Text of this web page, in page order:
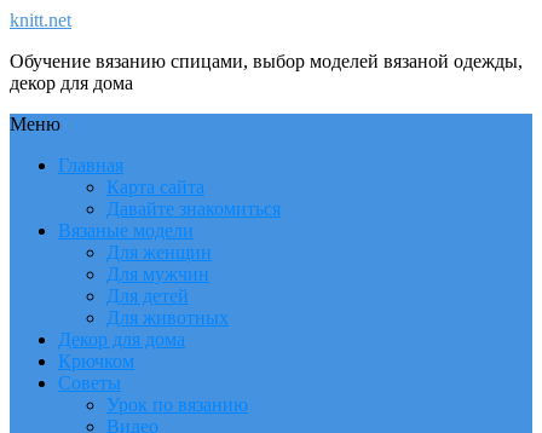
knitt.net
Обучение вязанию спицами, выбор моделей вязаной одежды,
декор для дома
Меню
Главная
Карта сайта
Давайте знакомиться
Вязаные модели
Для женщин
Для мужчин
Для детей
Для животных
Декор для дома
Крючком
Советы
Урок по вязанию
Видео